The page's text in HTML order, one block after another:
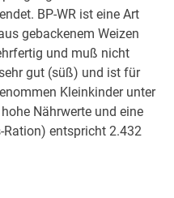
BP-WR ist eine Art
gebackenem Weizen
und muß nicht
gut (süß) und ist für
Kleinkinder unter
Nährwerte und eine
Ration) entspricht 2.432